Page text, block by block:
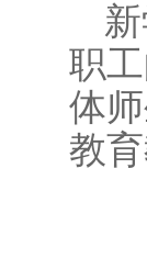
职
体
教